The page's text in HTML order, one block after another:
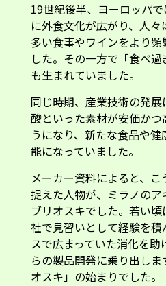
19世紀後半、ヨーロッパ
に外食文化が広がり、人
多い食事やワインをより
した。その一方で「食べ
も生まれていました。
同じ時期、産業技術の発
酸といった素材が安価か
うになり、新たな食品や
能になっていました。
メーカー資料によると、こ
捉えた人物が、ミラノのア
ブリオスキでした。若い
社で見習いとして経験を
スで広まっていた消化を
らの製品開発に乗り出しま
オスキ」の始まりでした。